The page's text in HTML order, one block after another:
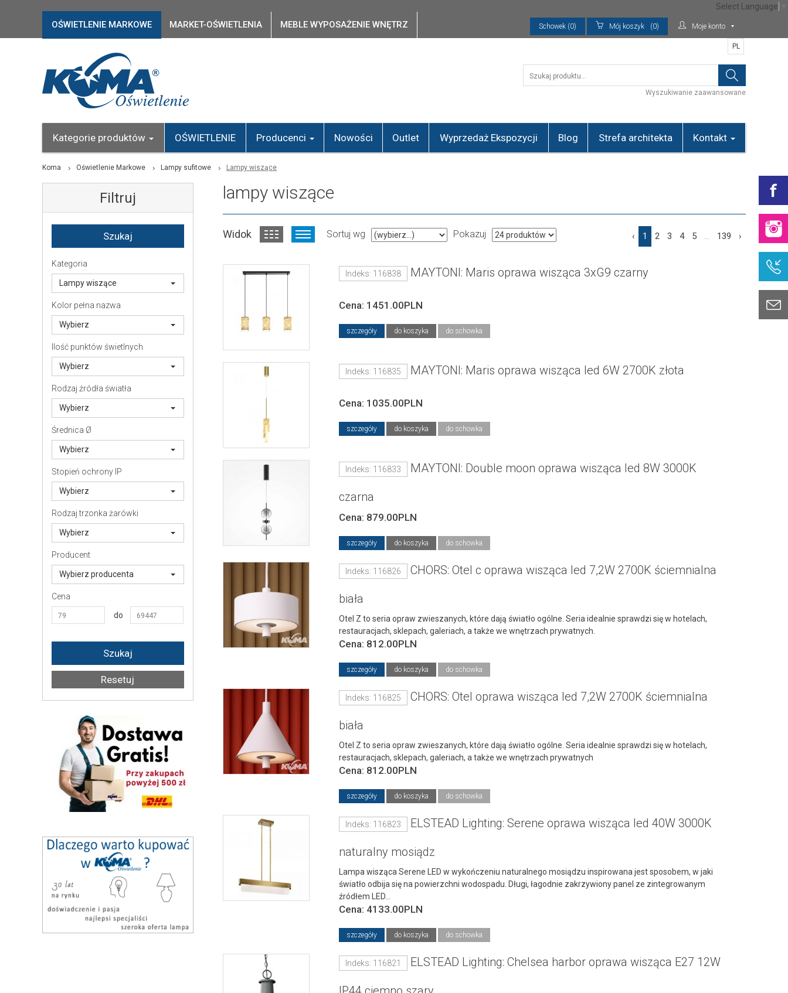
OŚWIETLENIE MARKOWE MARKET-OŚWIETLENIA MEBLE WYPOSAŻENIE WNĘTRZ Schowek (0) Mój koszyk (0) Moje konto
Wyszukiwanie zaawansowane
PL
Kategorie produktów OŚWIETLENIE Producenci Nowości Outlet Wyprzedaż Ekspozycji Blog Strefa architekta Kontakt
Koma Oświetlenie Markowe Lampy sufitowe Lampy wiszące
Filtruj
Kategoria
Lampy wiszące
Kolor pełna nazwa
Wybierz
Ilość punktów świetlnych
Wybierz
Rodzaj źródła światła
Wybierz
Średnica Ø
Wybierz
Stopień ochrony IP
Wybierz
Rodzaj trzonka żarówki
Wybierz
Producent
Wybierz producenta
Cena
do
lampy wiszące
Widok Sortuj wg Pokazuj ‹ 1 2 3 4 5 ... 139 ›
Indeks: 116838 MAYTONI: Maris oprawa wisząca 3xG9 czarny
Cena: 1451.00PLN
szczegóły do koszyka do schowka
Indeks: 116835 MAYTONI: Maris oprawa wisząca led 6W 2700K złota
Cena: 1035.00PLN
szczegóły do koszyka do schowka
Indeks: 116833 MAYTONI: Double moon oprawa wisząca led 8W 3000K
czarna
Cena: 879.00PLN
szczegóły do koszyka do schowka
Indeks: 116826 CHORS: Otel c oprawa wisząca led 7,2W 2700K ściemnialna
biała
Otel Z to seria opraw zwieszanych, które dają światło ogólne. Seria idealnie sprawdzi się w hotelach,
restauracjach, sklepach, galeriach, a także we wnętrzach prywatnych.
Cena: 812.00PLN
szczegóły do koszyka do schowka
Indeks: 116825 CHORS: Otel oprawa wisząca led 7,2W 2700K ściemnialna
biała
Otel Z to seria opraw zwieszanych, które dają światło ogólne. Seria idealnie sprawdzi się w hotelach,
restauracjach, sklepach, galeriach, a także we wnętrzach prywatnych
Cena: 812.00PLN
szczegóły do koszyka do schowka
Indeks: 116823 ELSTEAD Lighting: Serene oprawa wisząca led 40W 3000K
naturalny mosiądz
Lampa wisząca Serene LED w wykończeniu naturalnego mosiądzu inspirowana jest sposobem, w jaki
światło odbija się na powierzchni wodospadu. Długi, łagodnie zakrzywiony panel ze zintegrowanym
źródłem LED...
Cena: 4133.00PLN
szczegóły do koszyka do schowka
Indeks: 116821 ELSTEAD Lighting: Chelsea harbor oprawa wisząca E27 12W
Select Language